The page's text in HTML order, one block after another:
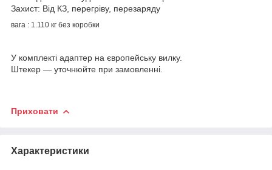
Захист: Від КЗ, перегріву, перезаряду
вага : 1.110 кг без коробки
У комплекті адаптер на європейську вилку.
Штекер — уточнюйте при замовленні.
Приховати
Характеристики